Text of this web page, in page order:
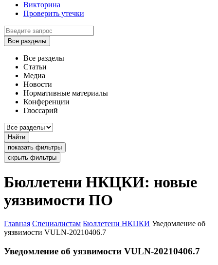
Викторина
Проверить утечки
Все разделы
Все разделы
Статьи
Медиа
Новости
Нормативные материалы
Конференции
Глоссарий
Найти
показать фильтры
скрыть фильтры
Бюллетени НКЦКИ: новые
уязвимости ПО
Главная Специалистам Бюллетени НКЦКИ Уведомление об
уязвимости VULN-20210406.7
Уведомление об уязвимости VULN-20210406.7